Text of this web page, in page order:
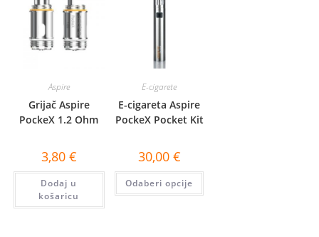
Aspire
Grijač Aspire
PockeX 1.2 Ohm
3,80 €
Dodaj u
košaricu
E-cigarete
E-cigareta Aspire
PockeX Pocket Kit
30,00 €
Odaberi opcije
Ovaj
ima